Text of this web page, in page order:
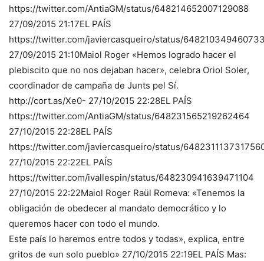
https://twitter.com/AntiaGM/status/648214652007129088
27/09/2015 21:17EL PAÍS
https://twitter.com/javiercasqueiro/status/
27/09/2015 21:10Maiol Roger «Hemos logrado hacer el
plebiscito que no nos dejaban hacer», celebra Oriol Soler,
coordinador de campaña de Junts pel Sí.
http://cort.as/Xe0- 27/10/2015 22:28EL PAÍS
https://twitter.com/AntiaGM/status/648231565219262464
27/10/2015 22:28EL PAÍS
https://twitter.com/javiercasqueiro/status/
27/10/2015 22:22EL PAÍS
https://twitter.com/ivallespin/status/648230941639471104
27/10/2015 22:22Maiol Roger Raül Romeva: «Tenemos la
obligación de obedecer al mandato democrático y lo
queremos hacer con todo el mundo.
Este país lo haremos entre todos y todas», explica, entre
gritos de «un solo pueblo» 27/10/2015 22:19EL PAÍS Mas: